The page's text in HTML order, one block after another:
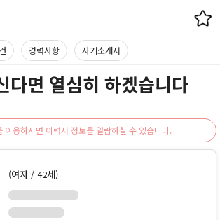
경력사항 자기소개서
다면 열심히 하겠습니다
이용하시면 이력서 정보를 열람하실 수 있습니다.
(여자 / 42세)